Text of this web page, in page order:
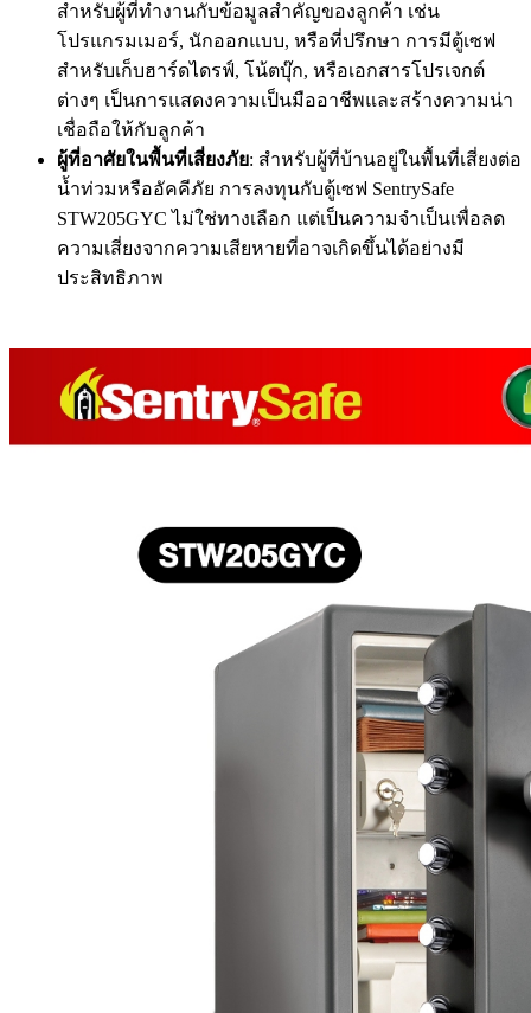
สำหรับผู้ที่ทำงานกับข้อมูลสำคัญของลูกค้า เช่น
โปรแกรมเมอร์, นักออกแบบ, หรือที่ปรึกษา การมีตู้เซฟ
สำหรับเก็บฮาร์ดไดรฟ์, โน้ตบุ๊ก, หรือเอกสารโปรเจกต์
ต่างๆ เป็นการแสดงความเป็นมืออาชีพและสร้างความน่า
เชื่อถือให้กับลูกค้า
ผู้ที่อาศัยในพื้นที่เสี่ยงภัย: สำหรับผู้ที่บ้านอยู่ในพื้นที่เสี่ยงต่อ
น้ำท่วมหรืออัคคีภัย การลงทุนกับตู้เซฟ SentrySafe
STW205GYC ไม่ใช่ทางเลือก แต่เป็นความจำเป็นเพื่อลด
ความเสี่ยงจากความเสียหายที่อาจเกิดขึ้นได้อย่างมี
ประสิทธิภาพ